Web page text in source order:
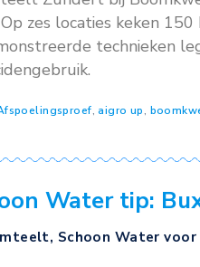
boomkwekerij,
Techniekdag
Bijeenkomsten,
2 juli 2025